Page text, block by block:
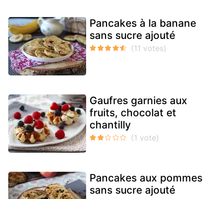
Pancakes à la banane
sans sucre ajouté
Gaufres garnies aux
fruits, chocolat et
chantilly
Pancakes aux pommes
sans sucre ajouté